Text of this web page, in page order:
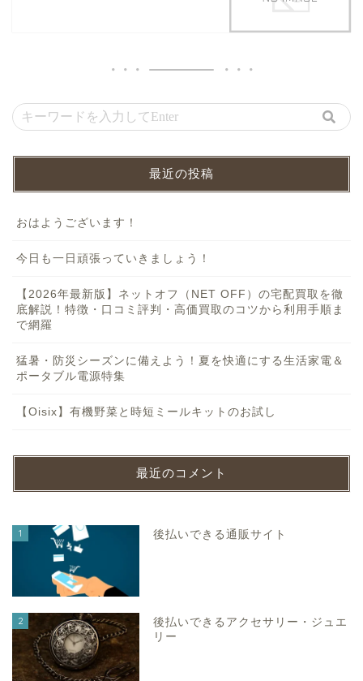
最近の投稿
おはようございます！
今日も一日頑張っていきましょう！
【2026年最新版】ネットオフ（NET OFF）の宅配買取を徹
底解説！特徴・口コミ評判・高価買取のコツから利用手順ま
で網羅
猛暑・防災シーズンに備えよう！夏を快適にする生活家電＆
ポータブル電源特集
【Oisix】有機野菜と時短ミールキットのお試し
最近のコメント
1 後払いできる通販サイト
2
後払いできるアクセサリー・ジュエ
リー